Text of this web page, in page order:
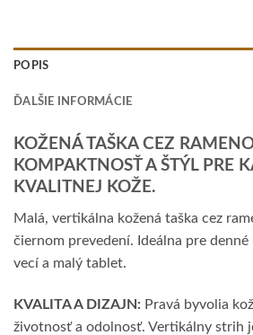
POPIS
ĎALŠIE INFORMÁCIE
KOŽENÁ TAŠKA CEZ
KOMPAKTNOSŤ A ŠTÝL PRE
KVALITNEJ KOŽE.
Malá, vertikálna kožená taška cez
čiernom prevedení. Ideálna pre
vecí a malý tablet.
KVALITA A DIZAJN: Pravá byvolia
životnosť a odolnosť. Vertikálny strih